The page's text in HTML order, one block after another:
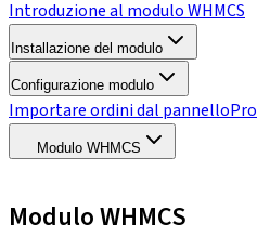
Introduzione al modulo WHMCS
Installazione del modulo
Configurazione modulo
Importare ordini dal pannello
Modulo WHMCS
Modulo WHMCS